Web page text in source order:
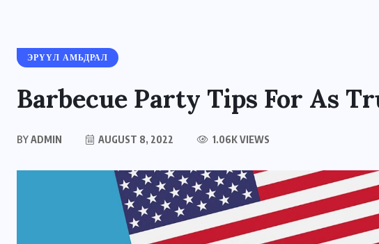
ЭРҮҮЛ АМЬДРАЛ
Barbecue Party Tips For As
BYADMIN AUGUST 8, 2022 1.06K VIEWS